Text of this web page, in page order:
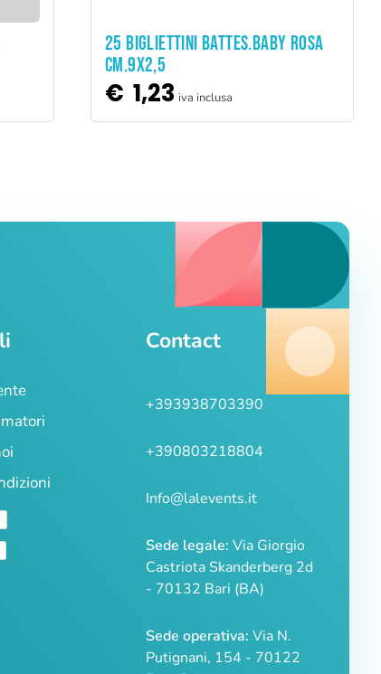
ADD TO CART
25 BIGLIETTINI BATTES.BABY ROSA
CM.9X2,5
€ 1,23 iva inclusa
Contact
+393938703390
+390803218804
Info@lalevents.it
Sede legale: Via Giorgio
Castriota Skanderberg 2d
- 70132 Bari (BA)
Sede operativa: Via N.
Putignani, 154 - 70122